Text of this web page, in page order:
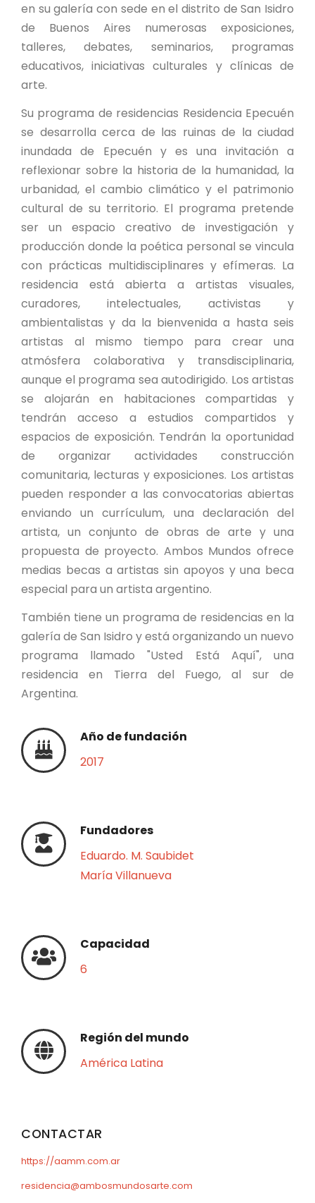
en su galería con sede en el distrito de San Isidro
de Buenos Aires numerosas exposiciones,
talleres, debates, seminarios, programas
educativos, iniciativas culturales y clínicas de
arte.
Su programa de residencias Residencia Epecuén
se desarrolla cerca de las ruinas de la ciudad
inundada de Epecuén y es una invitación a
reflexionar sobre la historia de la humanidad, la
urbanidad, el cambio climático y el patrimonio
cultural de su territorio. El programa pretende
ser un espacio creativo de investigación y
producción donde la poética personal se vincula
con prácticas multidisciplinares y efímeras. La
residencia está abierta a artistas visuales,
curadores, intelectuales, activistas y
ambientalistas y da la bienvenida a hasta seis
artistas al mismo tiempo para crear una
atmósfera colaborativa y transdisciplinaria,
aunque el programa sea autodirigido. Los artistas
se alojarán en habitaciones compartidas y
tendrán acceso a estudios compartidos y
espacios de exposición. Tendrán la oportunidad
de organizar actividades construcción
comunitaria, lecturas y exposiciones. Los artistas
pueden responder a las convocatorias abiertas
enviando un currículum, una declaración del
artista, un conjunto de obras de arte y una
propuesta de proyecto. Ambos Mundos ofrece
medias becas a artistas sin apoyos y una beca
especial para un artista argentino.
También tiene un programa de residencias en la
galería de San Isidro y está organizando un nuevo
programa llamado "Usted Está Aquí", una
residencia en Tierra del Fuego, al sur de
Argentina.
Año de fundación
2017
Fundadores
Eduardo. M. Saubidet
María Villanueva
Capacidad
6
Región del mundo
América Latina
CONTACTAR
https://aamm.com.ar
residencia@ambosmundosarte.com